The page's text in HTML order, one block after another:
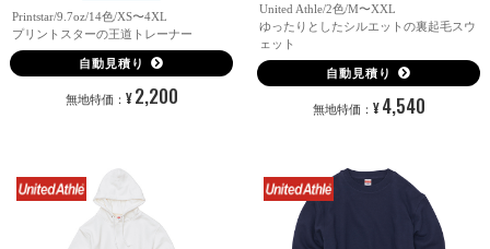
Printstar/9.7oz/14色/XS〜4XL
プリントスターの王道トレーナー
自動見積り
無地特価： ¥ 2,200
United Athle/2色/M〜XXL
ゆったりとしたシルエットの裏起毛スウ
ェット
自動見積り
無地特価： ¥ 4,540